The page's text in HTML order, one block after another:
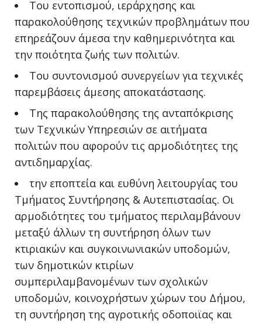
Του εντοπισμού, ιεράρχησης και
παρακολούθησης τεχνικών προβλημάτων που
επηρεάζουν άμεσα την καθημερινότητα και
την ποιότητα ζωής των πολιτών.
Του συντονισμού συνεργείων για τεχνικές
παρεμβάσεις άμεσης αποκατάστασης.
Της παρακολούθησης της ανταπόκρισης
των Τεχνικών Υπηρεσιών σε αιτήματα
πολιτών που αφορούν τις αρμοδιότητες της
αντιδημαρχίας.
την εποπτεία και ευθύνη λειτουργίας του
Τμήματος Συντήρησης & Αυτεπιστασίας. Οι
αρμοδιότητες του τμήματος περιλαμβάνουν
μεταξύ άλλων τη συντήρηση όλων των
κτιριακών και συγκοινωνιακών υποδομών,
των δημοτικών κτιρίων
συμπεριλαμβανομένων των σχολικών
υποδομών, κοινοχρήστων χώρων του Δήμου,
τη συντήρηση της αγροτικής οδοποιϊας και